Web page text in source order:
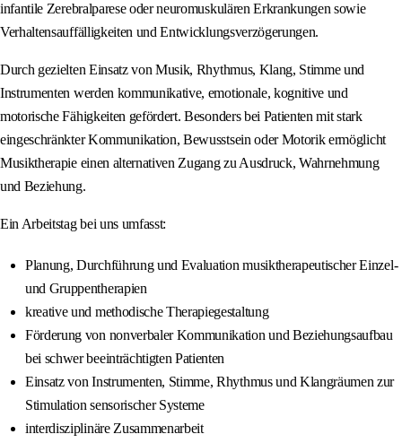
infantile Zerebralparese oder neuromuskulären Erkrankungen sowie
Verhaltensauffälligkeiten und Entwicklungsverzögerungen.
Durch gezielten Einsatz von Musik, Rhythmus, Klang, Stimme und
Instrumenten werden kommunikative, emotionale, kognitive und
motorische Fähigkeiten gefördert. Besonders bei Patienten mit stark
eingeschränkter Kommunikation, Bewusstsein oder Motorik ermöglicht
Musiktherapie einen alternativen Zugang zu Ausdruck, Wahrnehmung
und Beziehung.
Ein Arbeitstag bei uns umfasst:
Planung, Durchführung und Evaluation musiktherapeutischer Einzel-
und Gruppentherapien
kreative und methodische Therapiegestaltung
Förderung von nonverbaler Kommunikation und Beziehungsaufbau
bei schwer beeinträchtigten Patienten
Einsatz von Instrumenten, Stimme, Rhythmus und Klangräumen zur
Stimulation sensorischer Systeme
interdisziplinäre Zusammenarbeit